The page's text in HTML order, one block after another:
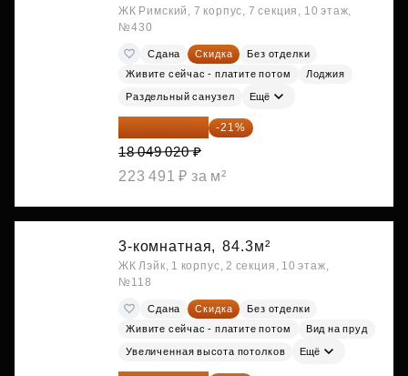
ЖК Римский, 7 корпус, 7 секция, 10 этаж,
№430
Сдана Скидка
Без отделки
Живите сейчас - платите потом
Лоджия
Раздельный санузел Ещё
14 258 726 ₽ -21%
18 049 020 ₽
223 491 ₽ за м²
3-комнатная, 84.3м²
ЖК Лэйк, 1 корпус, 2 секция, 10 этаж,
№118
Сдана Скидка
Без отделки
Живите сейчас - платите потом
Вид на пруд
Увеличенная высота потолков Ещё